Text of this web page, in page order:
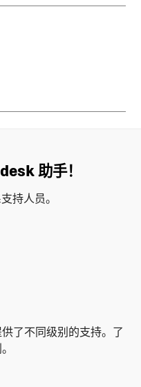
助手！
持人员。
了不同级别的支持。了